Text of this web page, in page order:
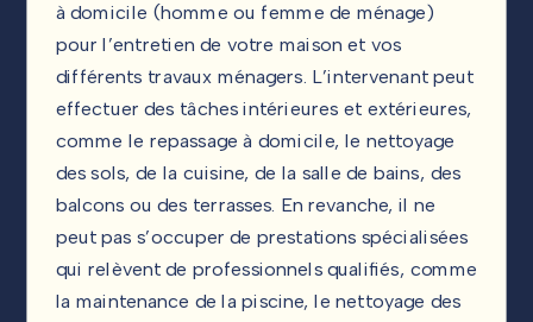
à domicile (homme ou femme de ménage)
pour l’entretien de votre maison et vos
différents travaux ménagers. L’intervenant peut
effectuer des tâches intérieures et extérieures,
comme le repassage à domicile, le nettoyage
des sols, de la cuisine, de la salle de bains, des
balcons ou des terrasses. En revanche, il ne
peut pas s’occuper de prestations spécialisées
qui relèvent de professionnels qualifiés, comme
la maintenance de la piscine, le nettoyage des